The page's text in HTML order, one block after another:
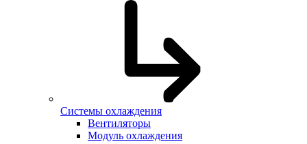
Системы охлаждения
Вентиляторы
Модуль охлаждения